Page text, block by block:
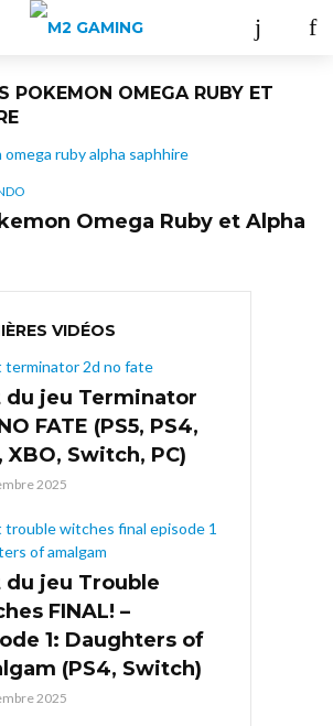
POKEMON OMEGA RUBY ET
Omega Ruby et Alpha
VIDÉOS
du jeu Terminator
FATE (PS5, PS4,
XBO, Switch, PC)
2025
du jeu Trouble
FINAL! –
1: Daughters of
(PS4, Switch)
2025